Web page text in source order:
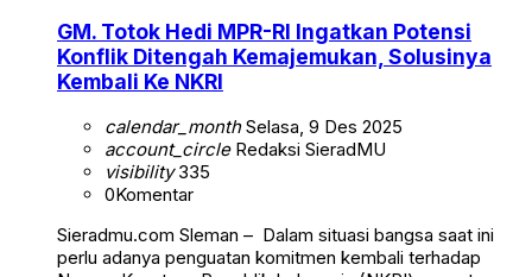
GM. Totok Hedi MPR-RI Ingatkan Potensi
Konflik Ditengah Kemajemukan, Solusinya
Kembali Ke NKRI
calendar_monthSelasa, 9 Des 2025
account_circleRedaksi SieradMU
visibility335
0Komentar
Sieradmu.com Sleman – Dalam situasi bangsa saat ini
perlu adanya penguatan komitmen kembali terhadap